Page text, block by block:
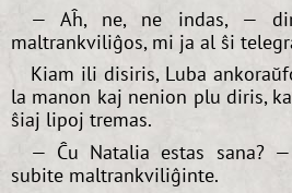
— Aĥ, ne, ne indas, —
maltrankviliĝos, mi ja al ŝi
Kiam ili disiris, Luba
la manon kaj nenion plu diris,
ŝiaj lipoj tremas.
— Ĉu Natalia estas sana?
subite maltrankviliĝinte.